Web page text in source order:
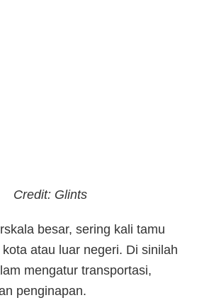
Credit: Glints
besar, sering kali tamu
atau luar negeri. Di sinilah
mengatur transportasi,
penginapan.